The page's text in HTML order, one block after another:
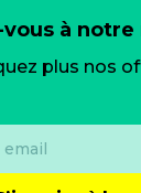
vous à
plus nos